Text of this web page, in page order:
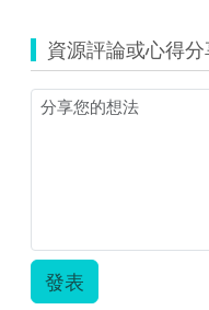
資源評論或心得
發表